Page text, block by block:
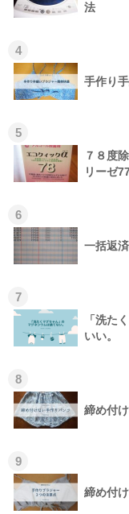
法
4
手作り
5
７８度
リーゼ
6
一括返
7
「洗た
いい。
8
締め付
9
締め付